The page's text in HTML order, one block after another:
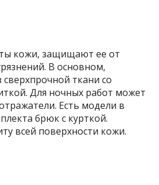
кожи, защищают ее от
В основном,
сверхпрочной ткани со
Для ночных работ может
Есть модели в
брюк с курткой.
всей поверхности кожи.